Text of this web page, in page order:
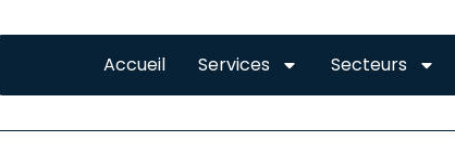
Accueil Services Secteurs